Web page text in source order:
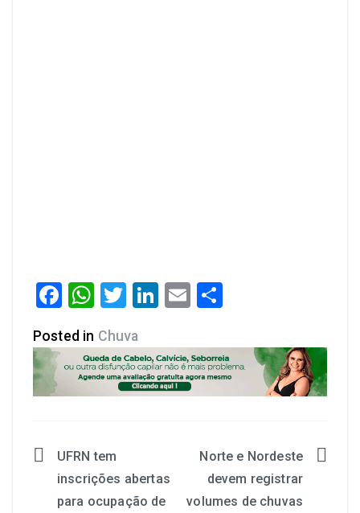
Facebook
WhatsApp
Twitter
LinkedIn
Email
Posted in Chuva
UFRN tem
inscrições abertas
para ocupação de
Norte e Nordeste
devem registrar
volumes de chuvas